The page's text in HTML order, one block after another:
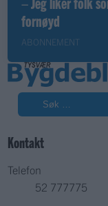
fornøyd
ABONNEMENT
Kontakt
Telefon
52 777775